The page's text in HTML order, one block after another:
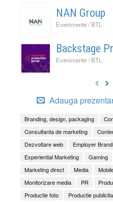
NAN Group
Evenimente / BTL
Backstage
Evenimente / BTL
Adauga
Branding, design, packaging
Consultanta de marketing
Dezvoltare web
Employer
Experiential Marketing
Gaming
Marketing direct
Media
Monitorizare media
PR
Productie foto
Productie